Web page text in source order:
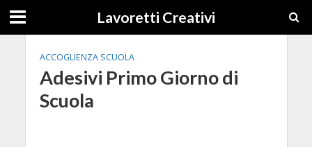
Lavoretti Creativi
ACCOGLIENZA SCUOLA
Adesivi Primo Giorno di
Scuola